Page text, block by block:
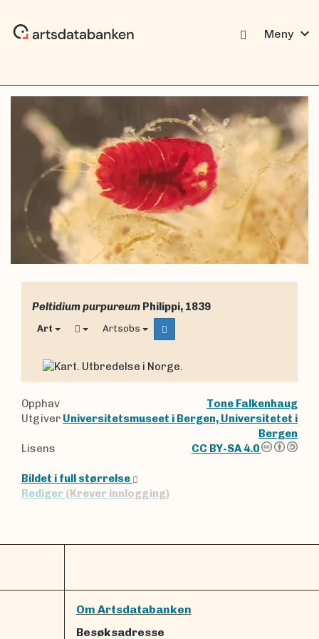
Meny expand_more
Peltidium purpureum Philippi, 1839
Art Artsobs
Opphav
Tone Falkenhaug
Utgiver Universitetsmuseet i Bergen, Universitetet i
Bergen
Lisens
CC BY-SA 4.0
Bildet i full størrelse
Rediger (Krever innlogging)
Om Artsdatabanken
Besøksadresse